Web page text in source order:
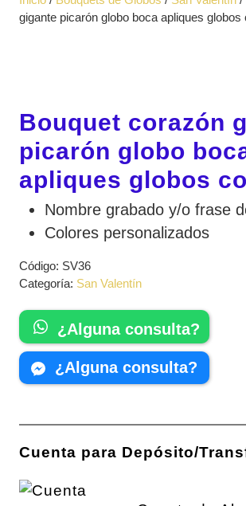
gigante picarón globo boca apliques globos
Bouquet corazón
picarón globo
apliques globos
Nombre grabado y/o frase
Colores personalizados
Código: SV36
Categoría: San Valentín
¿Alguna consulta?
¿Alguna consulta?
Cuenta para Depósito/